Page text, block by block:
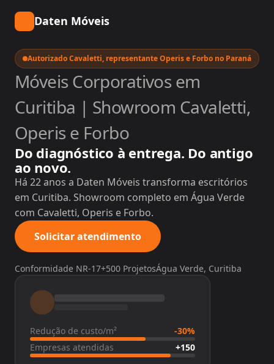
Daten Móveis
Autorizado Cavaletti, representante Operis e Forbo no Paraná
Móveis Corporativos em
Curitiba | Showroom Cavaletti,
Operis e Forbo
Do diagnóstico à entrega. Do antigo
ao novo.
Há 22 anos a Daten Móveis transforma escritórios
em Curitiba. Showroom completo em Água Verde
com Cavaletti, Operis e Forbo.
Solicitar atendimento
Conformidade NR-17+500 ProjetosÁgua Verde, Curitiba
Redução de custo/m²
-30%
Empresas atendidas
+150